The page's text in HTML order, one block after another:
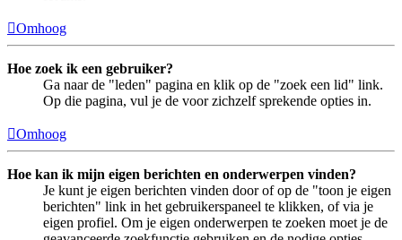
Omhoog
Hoe zoek ik een gebruiker?
Ga naar de "leden" pagina en klik op de "zoek een lid" link.
Op die pagina, vul je de voor zichzelf sprekende opties in.
Omhoog
Hoe kan ik mijn eigen berichten en onderwerpen vinden?
Je kunt je eigen berichten vinden door of op de "toon je eigen
berichten" link in het gebruikerspaneel te klikken, of via je
eigen profiel. Om je eigen onderwerpen te zoeken moet je de